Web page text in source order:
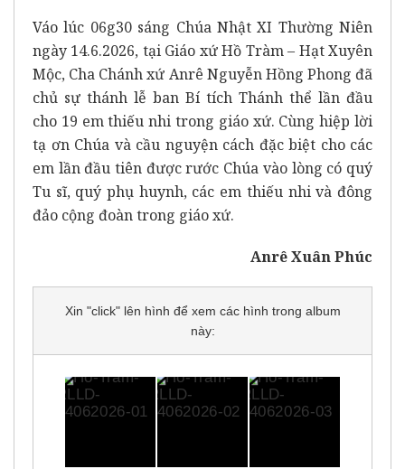
Váo lúc 06g30 sáng Chúa Nhật XI Thường Niên
ngày 14.6.2026, tại Giáo xứ Hồ Tràm – Hạt Xuyên
Mộc, Cha Chánh xứ Anrê Nguyễn Hồng Phong đã
chủ sự thánh lễ ban Bí tích Thánh thể lần đầu
cho 19 em thiếu nhi trong giáo xứ. Cùng hiệp lời
tạ ơn Chúa và cầu nguyện cách đặc biệt cho các
em lần đầu tiên được rước Chúa vào lòng có quý
Tu sĩ, quý phụ huynh, các em thiếu nhi và đông
đảo cộng đoàn trong giáo xứ.
Anrê Xuân Phúc
Xin "click" lên hình để xem các hình trong album
này: